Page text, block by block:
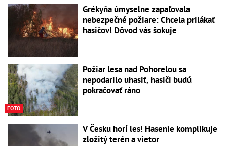
Grékyňa úmyselne zapaľovala
nebezpečné požiare: Chcela prilákať
hasičov! Dôvod vás šokuje
FOTO
Požiar lesa nad Pohorelou sa
nepodarilo uhasiť, hasiči budú
pokračovať ráno
V Česku horí les! Hasenie komplikuje
zložitý terén a vietor